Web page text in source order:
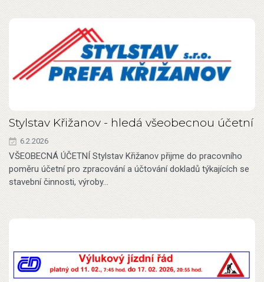
Stylstav Křižanov - hledá všeobecnou účetní
6.2.2026
VŠEOBECNÁ ÚČETNÍ Stylstav Křižanov přijme do pracovního
poměru účetní pro zpracování a účtování dokladů týkajících se
stavební činnosti, výroby…